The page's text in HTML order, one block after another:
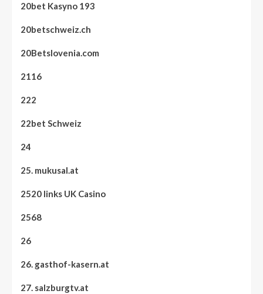
20bet Kasyno 193
20betschweiz.ch
20Betslovenia.com
2116
222
22bet Schweiz
24
25. mukusal.at
2520 links UK Casino
2568
26
26. gasthof-kasern.at
27. salzburgtv.at